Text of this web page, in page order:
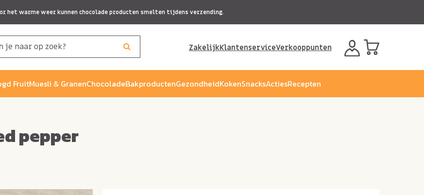
het warme weer kunnen chocolade producten smelten tijdens verzending.
ZakelijkKlantenserviceVerkooppunten
FruitMuesli & GranenChocoladeBakproductenGezondheidKokenSnacksActiesRecepten
pepper